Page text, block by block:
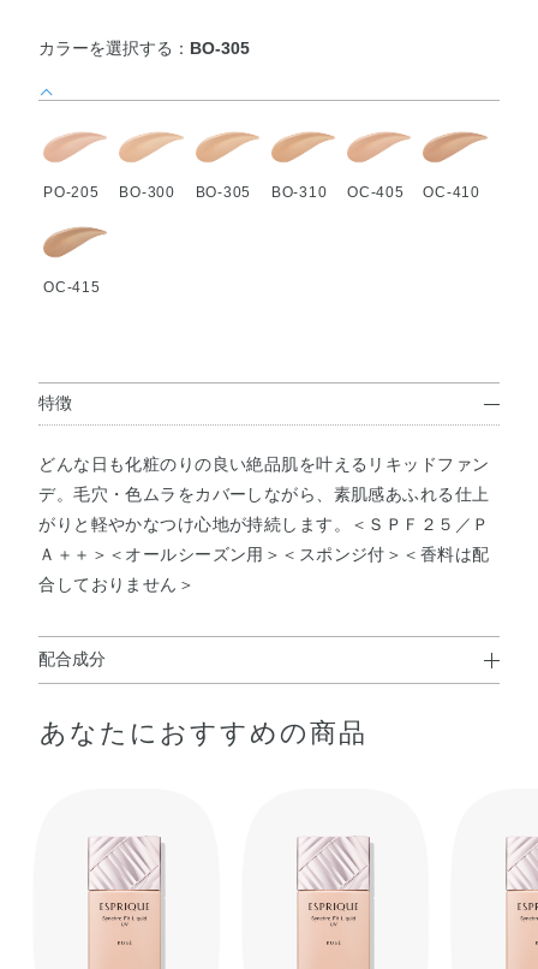
カラーを選択する： BO-305
PO-205 BO-300 BO-305 BO-310 OC-405 OC-410
OC-415
特徴
どんな日も化粧のりの良い絶品肌を叶えるリキッドファン
デ。毛穴・色ムラをカバーしながら、素肌感あふれる仕上
がりと軽やかなつけ心地が持続します。＜ＳＰＦ２５／Ｐ
Ａ＋＋＞＜オールシーズン用＞＜スポンジ付＞＜香料は配
合しておりません＞
配合成分
ケイヒ酸エチルヘキシル・（ビニルジメチコン／メチコン
クロスポリマー・トリエチルヘキサノイン・パルミチン酸
オクチル・オリーブ果実油・トコフェロール・ヒアルロン
酸Na・水溶性コラーゲン・BHT・DPG・PEG－9ポリジメ
チルシロキシエチルジメチコン・（PEG－15／ラウリルジ
あなたにおすすめの商品